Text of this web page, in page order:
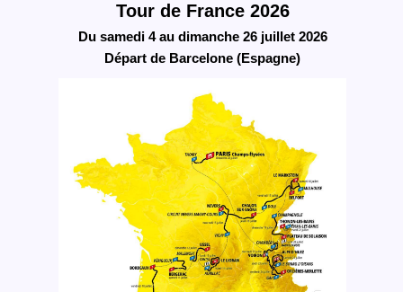
Tour de France 2026
Du samedi 4 au dimanche 26 juillet 2026
Départ de Barcelone (Espagne)